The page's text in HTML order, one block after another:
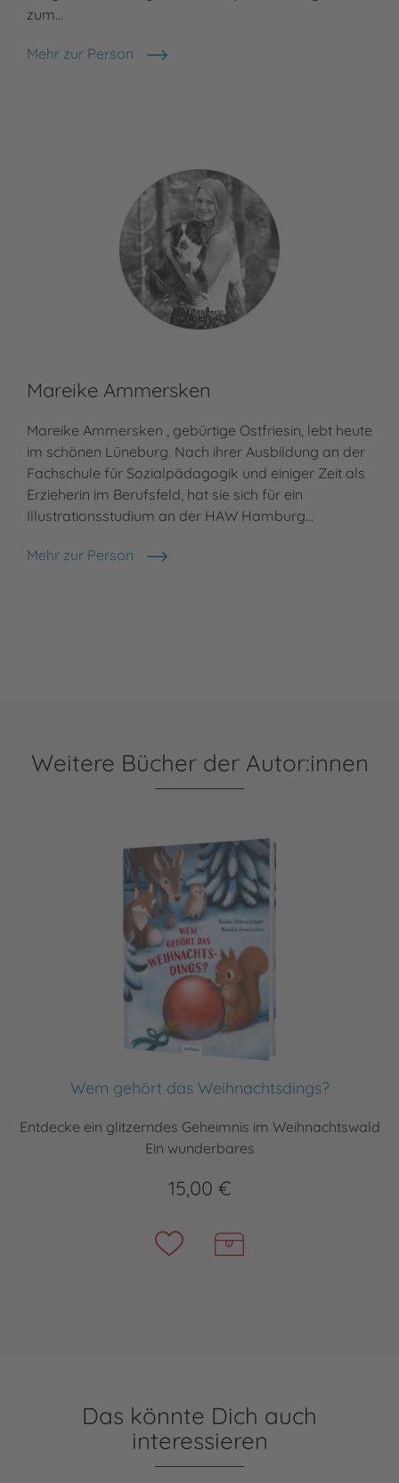
zum…
Mehr zur Person
Anke Engelke
Mareike Ammersken
Mareike Ammersken , gebürtige Ostfriesin, lebt heute
im schönen Lüneburg. Nach ihrer Ausbildung an der
Fachschule für Sozialpädagogik und einiger Zeit als
Erzieherin im Berufsfeld, hat sie sich für ein
Illustrationsstudium an der HAW Hamburg…
Mehr zur Person
Mareike Ammersken
Weitere Bücher der Autor:innen
Wem gehört das Weihnachtsdings?
Entdecke ein glitzerndes Geheimnis im Weihnachtswald
Ein wunderbares
15,00 €
Das könnte Dich auch
interessieren